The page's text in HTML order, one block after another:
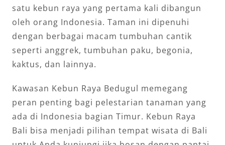
satu kebun raya yang pertama kali dibangun
oleh orang Indonesia. Taman ini dipenuhi
dengan berbagai macam tumbuhan cantik
seperti anggrek, tumbuhan paku, begonia,
kaktus, dan lainnya.
Kawasan Kebun Raya Bedugul memegang
peran penting bagi pelestarian tanaman yang
ada di Indonesia bagian Timur. Kebun Raya
Bali bisa menjadi pilihan tempat wisata di Bali